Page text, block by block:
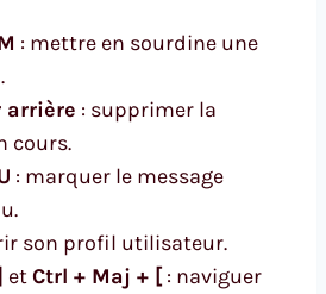
: mettre en sourdine une
arrière : supprimer la
cours.
: marquer le message
son profil utilisateur.
etCtrl + Maj + [: naviguer